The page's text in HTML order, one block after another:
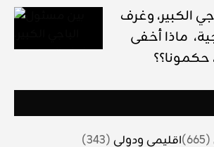
الكبير، وغرف
ماذا أخفى
حكمونا؟؟
(665) اقليمي ودولي (343)